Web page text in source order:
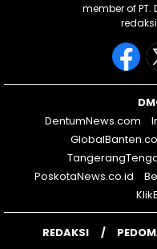
member of PT.
DentumNews.com
PoskotaNews.co.id
REDAKSI